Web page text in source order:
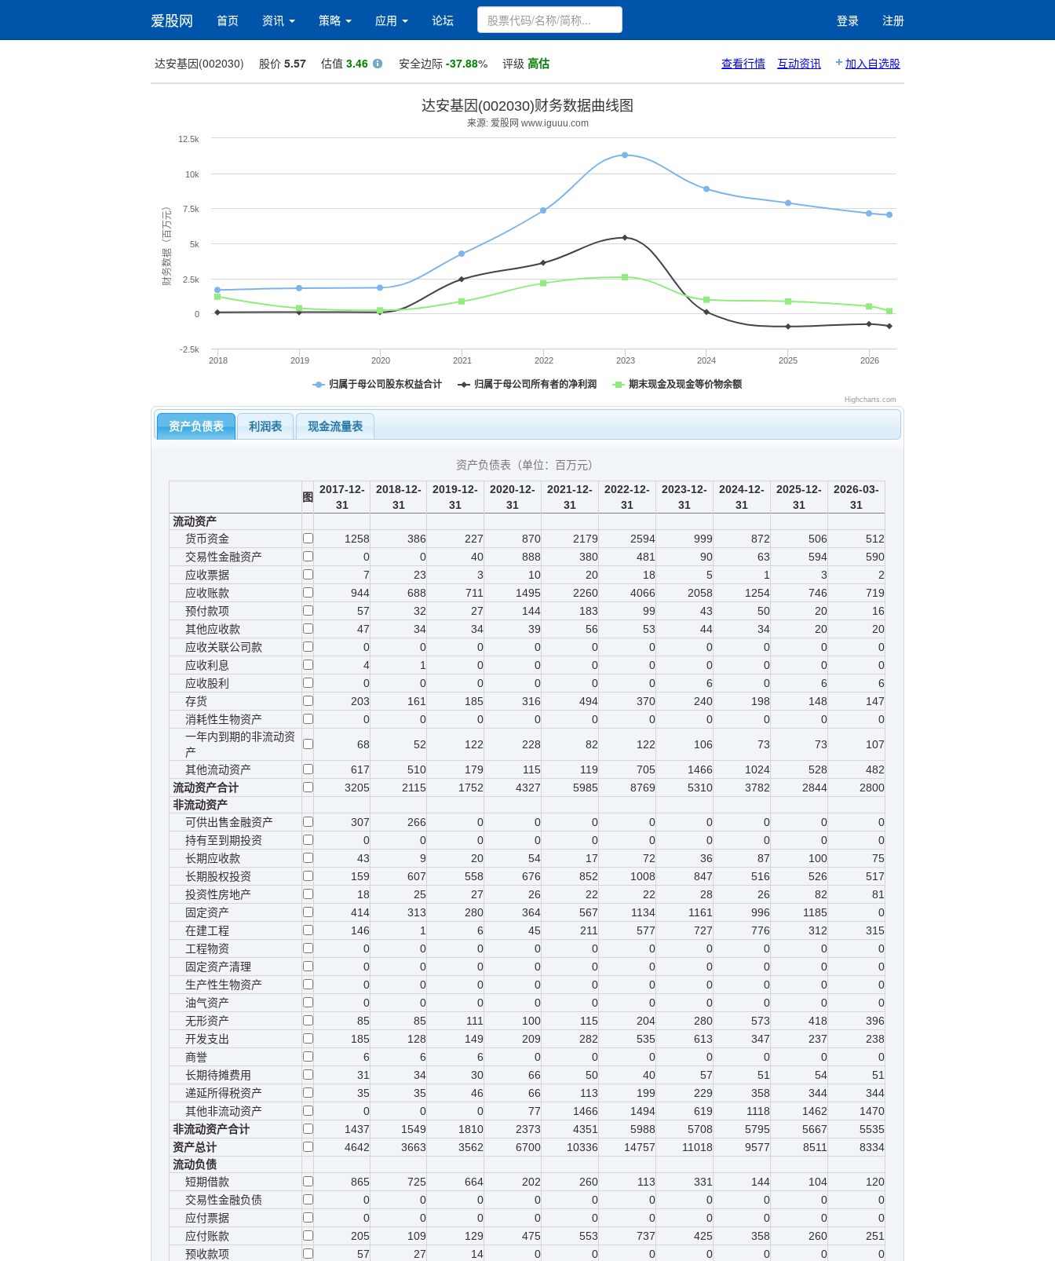
爱股网 首页 资讯 策略 应用 论坛 登录 注册
达安基因(002030) 股价 5.57 估值 3.46 安全边际 -37.88% 评级 高估 查看行情 互动资讯 加入自选股
财务数据（百万元）
达安基因(002030)财务数据曲线图
来源: 爱股网 www.iguuu.com
归属于母公司股东权益合计 归属于母公司所有者的净利润 期末现金及现金等价物余额
2018 2019 2020 2021 2022 2023 2024 2025 2026
-2.5k
0
2.5k
5k
7.5k
10k
12.5k
Highcharts.com
资产负债表 利润表 现金流量表
资产负债表（单位： 百万元）
图
2017-12-
31
2018-12-
31
2019-12-
31
2020-12-
31
2021-12-
31
2022-12-
31
2023-12-
31
2024-12-
31
2025-12-
31
2026-03-
31
流动资产
货币资金
1258 386 227 870 2179 2594 999 872 506
512
交易性金融资产
0 0 40 888 380 481 90 63 594
590
应收票据
7 23 3 10 20 18 5 1 3
2
应收账款
944 688 711 1495 2260 4066 2058 1254 746
719
预付款项
57 32 27 144 183 99 43 50 20
16
其他应收款
47 34 34 39 56 53 44 34 20
20
应收关联公司款
0 0 0 0 0 0 0 0 0
0
应收利息
4 1 0 0 0 0 0 0 0
0
应收股利
0 0 0 0 0 0 6 0 6
6
存货
203 161 185 316 494 370 240 198 148
147
消耗性生物资产
0 0 0 0 0 0 0 0 0
0
一年内到期的非流动资
产
68 52 122 228 82 122 106 73 73
107
其他流动资产
617 510 179 115 119 705 1466 1024 528
482
流动资产合计
3205 2115 1752 4327 5985 8769 5310 3782 2844
2800
非流动资产
可供出售金融资产
307 266 0 0 0 0 0 0 0
0
持有至到期投资
0 0 0 0 0 0 0 0 0
0
长期应收款
43 9 20 54 17 72 36 87 100
75
长期股权投资
159 607 558 676 852 1008 847 516 526
517
投资性房地产
18 25 27 26 22 22 28 26 82
81
固定资产
414 313 280 364 567 1134 1161 996 1185
0
在建工程
146 1 6 45 211 577 727 776 312
315
工程物资
0 0 0 0 0 0 0 0 0
0
固定资产清理
0 0 0 0 0 0 0 0 0
0
生产性生物资产
0 0 0 0 0 0 0 0 0
0
油气资产
0 0 0 0 0 0 0 0 0
0
无形资产
85 85 111 100 115 204 280 573 418
396
开发支出
185 128 149 209 282 535 613 347 237
238
商誉
6 6 6 0 0 0 0 0 0
0
长期待摊费用
31 34 30 66 50 40 57 51 54
51
递延所得税资产
35 35 46 66 113 199 229 358 344
344
其他非流动资产
0 0 0 77 1466 1494 619 1118 1462
1470
非流动资产合计
1437 1549 1810 2373 4351 5988 5708 5795 5667
5535
资产总计
4642 3663 3562 6700 10336 14757 11018 9577 8511
8334
流动负债
短期借款
865 725 664 202 260 113 331 144 104
120
交易性金融负债
0 0 0 0 0 0 0 0 0
0
应付票据
0 0 0 0 0 0 0 0 0
0
应付账款
205 109 129 475 553 737 425 358 260
251
预收款项
57 27 14 0 0 0 0 0 0
0